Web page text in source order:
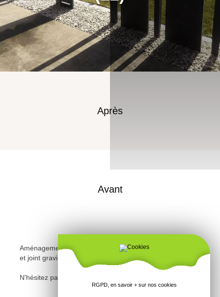
Après
Avant
Aménagement d'une entrée de maison en palis d'ardoise
et joint gravillons à Trégueux.
N'hésitez pas à
RGPD, en savoir + sur nos cookies